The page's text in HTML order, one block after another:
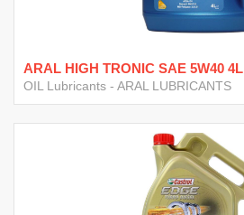
ARAL HIGH TRONIC SAE 5W40 4L
OIL Lubricants - ARAL LUBRICANTS